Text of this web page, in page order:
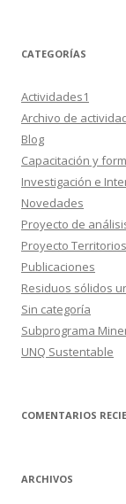
CATEGORÍAS
Actividades1
Archivo de
Blog
Capacitación y
Investigación e
Novedades
Proyecto de
Proyecto
Publicaciones
Residuos sólidos
Sin categoría
Subprograma
UNQ Sustentable
COMENTARIOS
ARCHIVOS